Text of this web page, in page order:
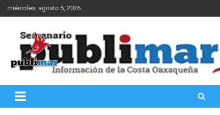
Saltar
al
miércoles, agosto 5, 2026
PubliMar